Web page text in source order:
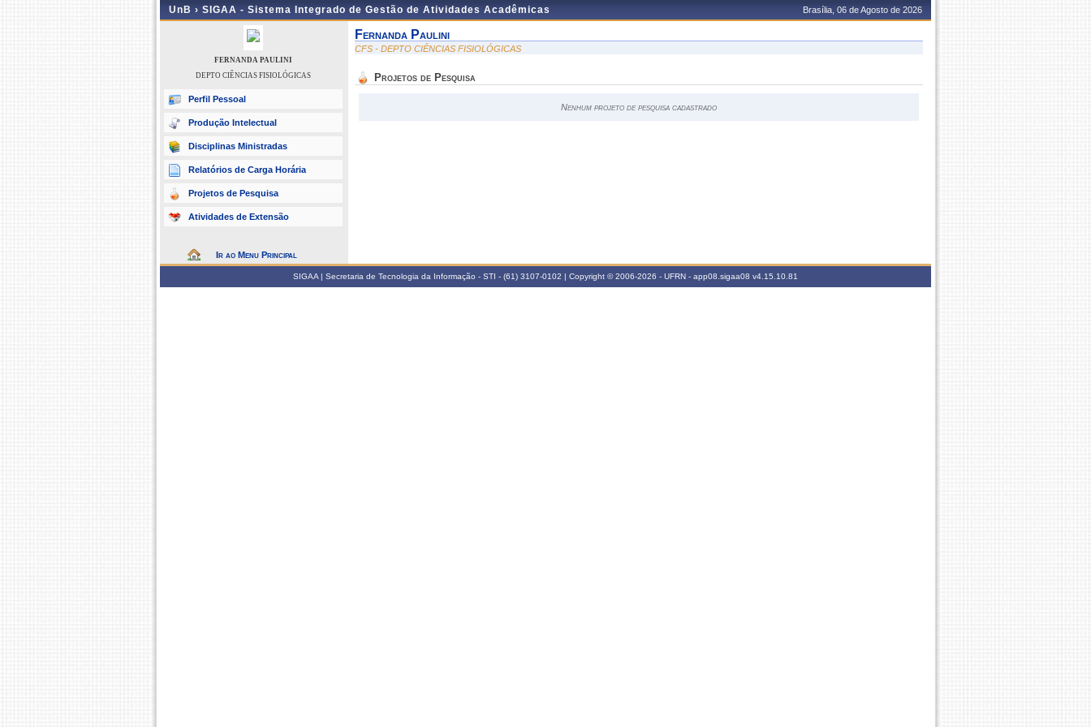
UnB › SIGAA - Sistema Integrado de Gestão de Atividades Acadêmicas Brasília, 06 de Agosto de 2026
FERNANDA PAULINI
DEPTO CIÊNCIAS FISIOLÓGICAS
Perfil Pessoal
Produção Intelectual
Disciplinas Ministradas
Relatórios de Carga Horária
Projetos de Pesquisa
Atividades de Extensão
Ir ao Menu Principal
Fernanda Paulini
CFS - DEPTO CIÊNCIAS FISIOLÓGICAS
Projetos de Pesquisa
Nenhum projeto de pesquisa cadastrado
SIGAA | Secretaria de Tecnologia da Informação - STI - (61) 3107-0102 | Copyright © 2006-2026 - UFRN - app08.sigaa08 v4.15.10.81